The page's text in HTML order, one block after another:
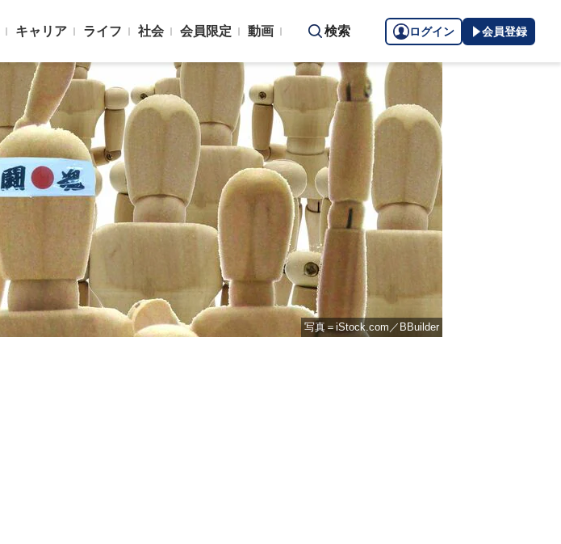
キャリア ライフ 社会 会員限定 動画 検索 ログイン 会員登録
写真＝iStock.com／BBuilder